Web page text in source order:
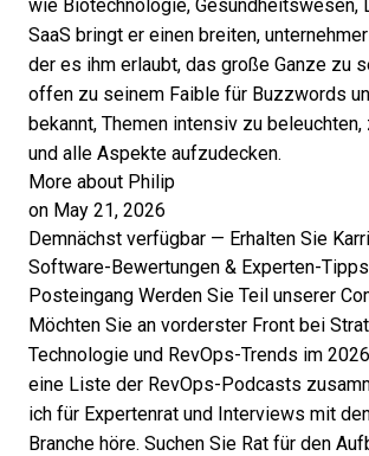
wie Biotechnologie, Gesundheitswesen,
SaaS bringt er einen breiten,
der es ihm erlaubt, das große Ganze zu
offen zu seinem Faible für Buzzwords
bekannt, Themen intensiv zu
und alle Aspekte aufzudecken.
More about Philip
on May 21, 2026
Demnächst verfügbar — Erhalten Sie
Software-Bewertungen & Experten-
Posteingang Werden Sie Teil unserer
Möchten Sie an vorderster Front bei
Technologie und RevOps-Trends im
eine Liste der RevOps-Podcasts
ich für Expertenrat und Interviews mit
Branche höre. Suchen Sie Rat für den